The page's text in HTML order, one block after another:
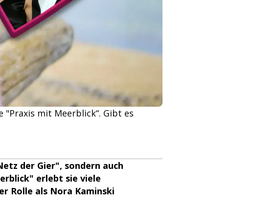
mit Meerblick“. Gibt es
der Gier", sondern auch
erlebt sie viele
Rolle als Nora Kaminski